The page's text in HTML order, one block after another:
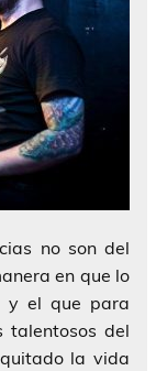
no son del
en que lo
y el que para
talentosos del
la vida